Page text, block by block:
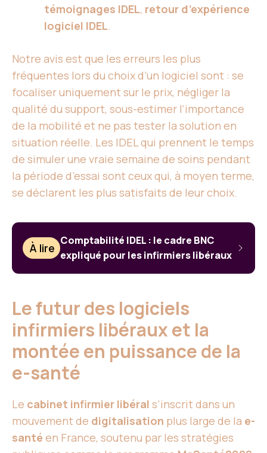
témoignages IDEL, retour d’expérience
logiciel IDEL.
Notre avis est que les erreurs les plus
fréquentes lors du choix d’un logiciel sont : se
focaliser uniquement sur le prix, négliger la
qualité du support, sous-estimer l’importance
de la mobilité et ne pas tester la solution en
situation réelle. Les IDEL qui prennent le temps
de simuler une vraie semaine de soins pendant
la période d’essai sont ceux qui, à moyen terme,
se déclarent les plus satisfaits de leur choix.
À lire
Comptabilité IDEL : le cadre BNC
expliqué pour les infirmiers libéraux
Le futur des logiciels
infirmiers libéraux et la
montée en puissance de la
e-santé
Le cabinet infirmier libéral s’inscrit dans un
mouvement de digitalisation plus large de la e-
santé en France, soutenu par les stratégies